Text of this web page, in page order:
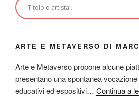
ARTE E METAVERSO DI
Arte e Metaverso propone alcune
presentano una spontanea
educativi ed espositivi… Continua a